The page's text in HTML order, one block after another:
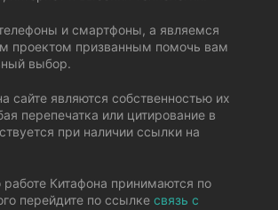
и смартфоны, а являемся
проектом призванным помочь вам
выбор.
сайте являются собственностью их
перепечатка или цитирование в
при наличии ссылки на
Китафона принимаются по
перейдите по ссылке связь с